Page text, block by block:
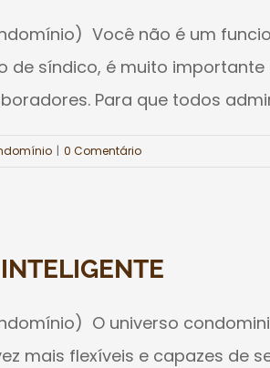
Você não é um
de síndico, é muito
Para que todos
| 0 Comentário
O universo
mais flexíveis e capazes de